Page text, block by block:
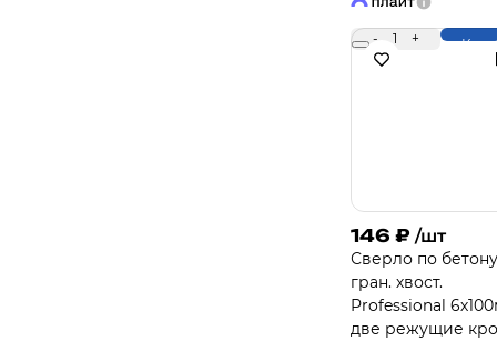
- 1 +
146 ₽ /шт
Сверло по
гран. хвост.
Professional
две режущие